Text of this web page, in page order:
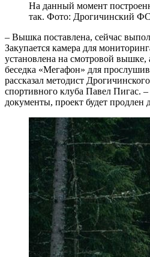
На данный момент
так. Фото: Дрогичинский
– Вышка поставлена, сейчас
Закупается камера для
установлена на смотровой
беседка «Мегафон» для
рассказал методист
спортивного клуба Павел Пигас.
документы, проект будет продлен